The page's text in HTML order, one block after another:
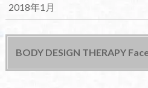
2018年1月
BODY DESIGN THERAPY